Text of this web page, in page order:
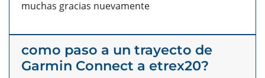
muchas gracias nuevamente
como paso a un trayecto de
Garmin Connect a etrex20?